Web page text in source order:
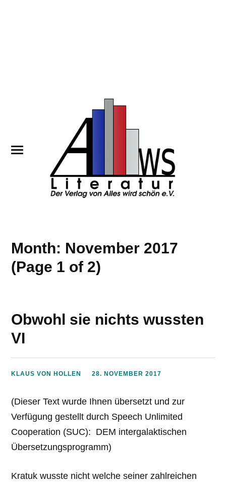
Month: November 2017
(Page 1 of 2)
Obwohl sie nichts wussten
VI
KLAUS VON HOLLEN 28. NOVEMBER 2017
(Dieser Text wurde Ihnen übersetzt und zur
Verfügung gestellt durch Speech Unlimited
Cooperation (SUC): DEM intergalaktischen
Übersetzungsprogramm)
Kratuk wusste nicht welche seiner zahlreichen